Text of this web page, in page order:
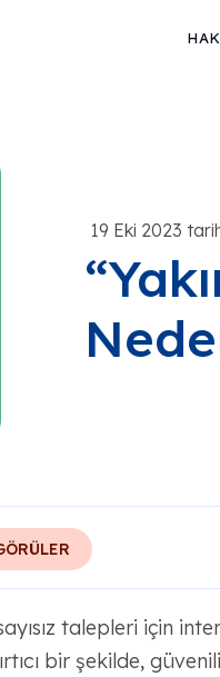
19 Eki 2023
talepleri için
bir şekilde,